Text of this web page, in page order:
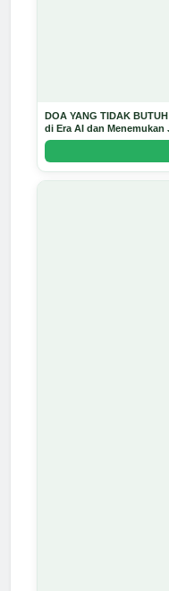
DOA YANG TIDAK
di Era AI dan
Arda Dinata